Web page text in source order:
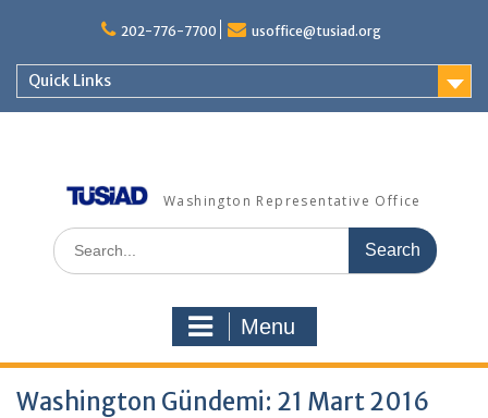
202-776-7700 usoffice@tusiad.org
Quick Links
Washington Representative Office
Search
for:
Menu
Washington Gündemi: 21 Mart 2016